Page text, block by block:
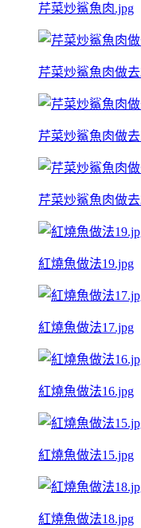
芹菜炒鯊魚肉.jpg
芹菜炒鯊魚肉做
芹菜炒鯊魚肉做
芹菜炒鯊魚肉做
紅燒魚做法19.jpg
紅燒魚做法17.jpg
紅燒魚做法16.jpg
紅燒魚做法15.jpg
紅燒魚做法18.jpg